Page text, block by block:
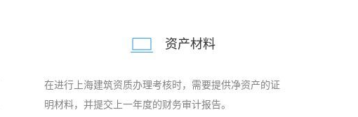
资产材料
在进行上海建筑资质办理考核时，需要提供净资产的证
明材料，并提交上一年度的财务审计报告。